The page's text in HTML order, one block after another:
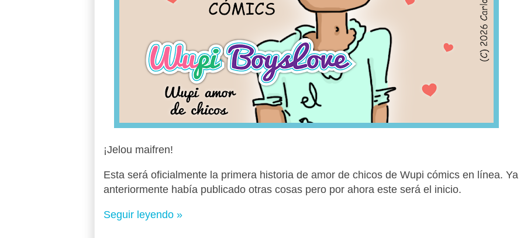
¡Jelou maifren!
Esta será oficialmente la primera historia de amor de chicos de Wupi cómics en línea. Ya
anteriormente había publicado otras cosas pero por ahora este será el inicio.
Seguir leyendo »